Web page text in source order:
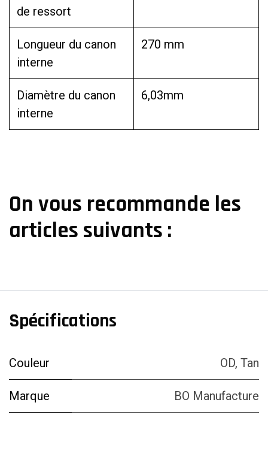
de ressort
Longueur du canon
interne
270 mm
Diamètre du canon
interne
6,03mm
On vous recommande les
articles suivants :
Spécifications
Couleur OD, Tan
Marque BO Manufacture